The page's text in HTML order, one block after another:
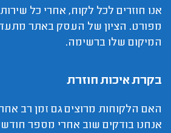
אנו חוזרים לכל לקוח, אחרי כל
מפורט. הציון של העסק באתר
המיקום שלו ברשימה.
בקרת איכות חוזרת
האם הלקוחות מרוצים גם זמן רב
אנחנו בודקים שוב אחרי מספר